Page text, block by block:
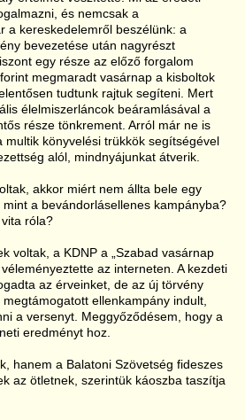
és nemcsak a
a kereskedelemről beszélünk: a
bevezetése után nagyrészt
egy része az előző forgalom
megmaradt vasárnap a kisboltok
tudtunk rajtuk segíteni. Mert
élelmiszerláncok beáramlásával a
része tönkrement. Arról már ne is
multik könyvelési trükkök segítségével
alól, mindnyájunkat átverik.
akkor miért nem állta bele egy
a bevándorlásellenes kampányba?
róla?
voltak, a KDNP a „Szabad vasárnap
az interneten. A kezdeti
az érveinket, de az új törvény
ellenkampány indult,
a versenyt. Meggyőződésem, hogy a
eredményt hoz.
hanem a Balatoni Szövetség fideszes
az ötletnek, szerintük káoszba taszítja